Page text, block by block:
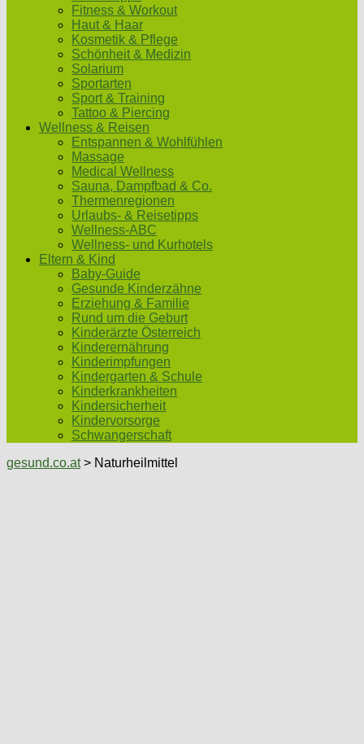
Fitness & Workout
Haut & Haar
Kosmetik & Pflege
Schönheit & Medizin
Solarium
Sportarten
Sport & Training
Tattoo & Piercing
Wellness & Reisen
Entspannen & Wohlfühlen
Massage
Medical Wellness
Sauna, Dampfbad & Co.
Thermenregionen
Urlaubs- & Reisetipps
Wellness-ABC
Wellness- und Kurhotels
Eltern & Kind
Baby-Guide
Gesunde Kinderzähne
Erziehung & Familie
Rund um die Geburt
Kinderärzte Österreich
Kinderernährung
Kinderimpfungen
Kindergarten & Schule
Kinderkrankheiten
Kindersicherheit
Kindervorsorge
Schwangerschaft
gesund.co.at> Naturheilmittel